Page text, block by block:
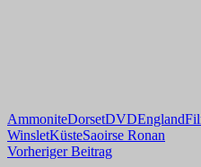
AmmoniteDorsetDVDEngland
WinsletKüsteSaoirse Ronan
Beitragsnavigation
Vorheriger Beitrag